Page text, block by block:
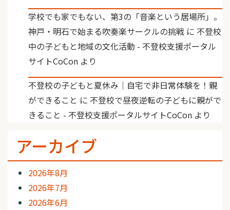
学校でも家でもない、第3の「音楽という居場所」。
神戸・明石で始まる吹奏楽サークルの挑戦 に 不登校
中の子どもと地域の文化活動 - 不登校支援ポータル
サイトCoCon より
不登校の子どもと夏休み｜自宅で非日常体験を！親
ができること に 不登校で昼夜逆転の子どもに親がで
きること - 不登校支援ポータルサイトCoCon より
アーカイブ
2026年8月
2026年7月
2026年6月